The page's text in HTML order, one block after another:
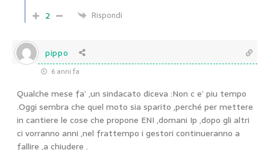
2
Rispondi
pippo
6 anni fa
Qualche mese fa’ ,un sindacato diceva :Non c e’ piu tempo
.Oggi sembra che quel moto sia sparito ,perché per mettere
in cantiere le cose che propone ENI ,domani Ip ,dopo gli altri
ci vorranno anni ,nel frattempo i gestori continueranno a
fallire ,a chiudere .